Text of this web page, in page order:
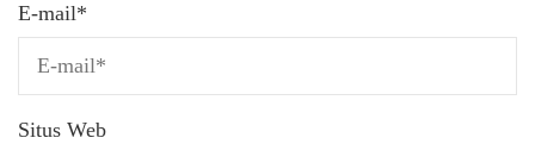
E-mail*
Situs Web